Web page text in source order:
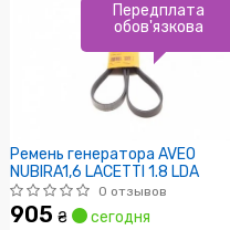
Ремень генератора AVEO
NUBIRA1,6 LACETTI 1.8 LDA
0 отзывов
905 ₴ сегодня
Передплата
обов'язкова